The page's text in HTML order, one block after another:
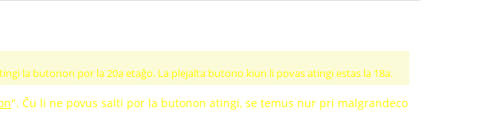
la butonon por la 20a etaĝo. La plejalta butono kiun li povas atingi estas la 18a.
". Ĉu li ne povus salti por la butonon atingi, se temus nur pri malgrandeco